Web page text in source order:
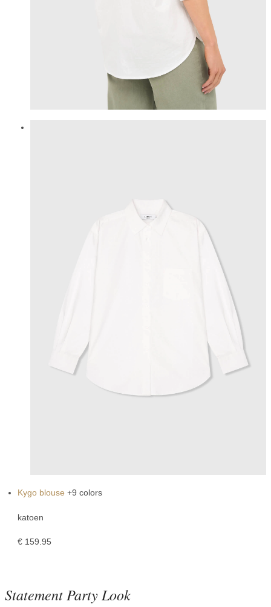
Kygo blouse +9 colors
katoen
€159.95
Statement Party Look